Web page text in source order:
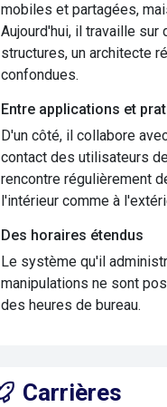
mobiles et partagées,
Aujourd'hui, il travaille
structures, un architecte
confondues.
Entre applications et
D'un côté, il collabore
contact des utilisateurs
rencontre régulièrement
l'intérieur comme à
Des horaires étendus
Le système qu'il
manipulations ne sont
des heures de bureau.
Carrières